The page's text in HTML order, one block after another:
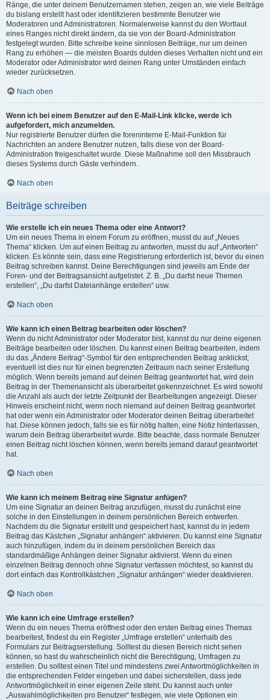
Ränge, die unter deinem Benutzernamen stehen, zeigen an, wie viele Beiträge
du bislang erstellt hast oder identifizieren bestimmte Benutzer wie
Moderatoren und Administratoren. Normalerweise kannst du den Wortlaut
eines Ranges nicht direkt ändern, da sie von der Board-Administration
festgelegt wurden. Bitte schreibe keine sinnlosen Beiträge, nur um deinen
Rang zu erhöhen — die meisten Boards dulden dieses Verhalten nicht und ein
Moderator oder Administrator wird deinen Rang unter Umständen einfach
wieder zurücksetzen.
Nach oben
Wenn ich bei einem Benutzer auf den E-Mail-Link klicke, werde ich
aufgefordert, mich anzumelden.
Nur registrierte Benutzer dürfen die foreninterne E-Mail-Funktion für
Nachrichten an andere Benutzer nutzen, falls diese von der Board-
Administration freigeschaltet wurde. Diese Maßnahme soll den Missbrauch
dieses Systems durch Gäste verhindern.
Nach oben
Beiträge schreiben
Wie erstelle ich ein neues Thema oder eine Antwort?
Um ein neues Thema in einem Forum zu eröffnen, musst du auf „Neues
Thema“ klicken. Um auf einen Beitrag zu antworten, musst du auf „Antworten“
klicken. Es könnte sein, dass eine Registrierung erforderlich ist, bevor du einen
Beitrag schreiben kannst. Deine Berechtigungen sind jeweils am Ende der
Foren- und der Beitragsansicht aufgelistet. Z. B. „Du darfst neue Themen
erstellen“, „Du darfst Dateianhänge erstellen“ usw.
Nach oben
Wie kann ich einen Beitrag bearbeiten oder löschen?
Wenn du nicht Administrator oder Moderator bist, kannst du nur deine eigenen
Beiträge bearbeiten oder löschen. Du kannst einen Beitrag bearbeiten, indem
du das „Ändere Beitrag“-Symbol für den entsprechenden Beitrag anklickst;
eventuell ist dies nur für einen begrenzten Zeitraum nach seiner Erstellung
möglich. Wenn bereits jemand auf deinen Beitrag geantwortet hat, wird dein
Beitrag in der Themenansicht als überarbeitet gekennzeichnet. Es wird sowohl
die Anzahl als auch der letzte Zeitpunkt der Bearbeitungen angezeigt. Dieser
Hinweis erscheint nicht, wenn noch niemand auf deinen Beitrag geantwortet
hat oder wenn ein Administrator oder Moderator deinen Beitrag überarbeitet
hat. Diese können jedoch, falls sie es für nötig halten, eine Notiz hinterlassen,
warum dein Beitrag überarbeitet wurde. Bitte beachte, dass normale Benutzer
einen Beitrag nicht löschen können, wenn bereits jemand darauf geantwortet
hat.
Nach oben
Wie kann ich meinem Beitrag eine Signatur anfügen?
Um eine Signatur an deinen Beitrag anzufügen, musst du zunächst eine
solche in den Einstellungen in deinem persönlichen Bereich entwerfen.
Nachdem du die Signatur erstellt und gespeichert hast, kannst du in jedem
Beitrag das Kästchen „Signatur anhängen“ aktivieren. Du kannst eine Signatur
auch hinzufügen, indem du in deinem persönlichen Bereich das
standardmäßige Anhängen deiner Signatur aktivierst. Wenn du einen
einzelnen Beitrag dennoch ohne Signatur verfassen möchtest, so kannst du
dort einfach das Kontrollkästchen „Signatur anhängen“ wieder deaktivieren.
Nach oben
Wie kann ich eine Umfrage erstellen?
Wenn du ein neues Thema eröffnest oder den ersten Beitrag eines Themas
bearbeitest, findest du ein Register „Umfrage erstellen“ unterhalb des
Formulars zur Beitragserstellung. Solltest du diesen Bereich nicht sehen
können, so hast du wahrscheinlich nicht die Berechtigung, Umfragen zu
erstellen. Du solltest einen Titel und mindestens zwei Antwortmöglichkeiten in
die entsprechenden Felder eingeben und dabei sicherstellen, dass jede
Antwortmöglichkeit in einer eigenen Zeile steht. Du kannst auch unter
„Auswahlmöglichkeiten pro Benutzer“ festlegen, wie viele Optionen ein